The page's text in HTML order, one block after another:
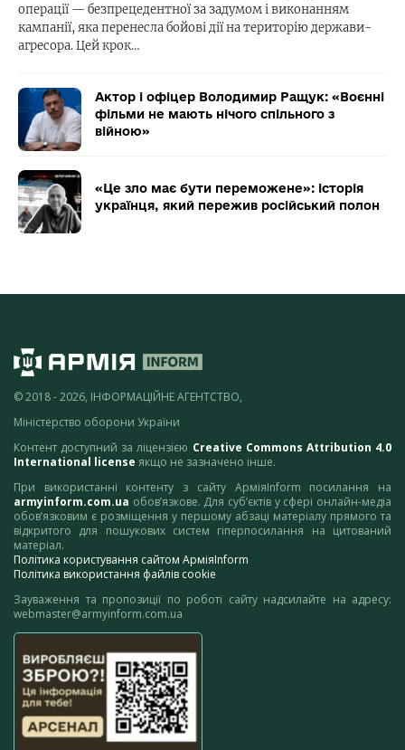
операції — безпрецедентної за задумом і виконанням
кампанії, яка перенесла бойові дії на територію держави-
агресора. Цей крок…
Актор і офіцер Володимир Ращук: «Воєнні
фільми не мають нічого спільного з
війною»
«Це зло має бути переможене»: історія
українця, який пережив російський полон
© 2018 - 2026, ІНФОРМАЦІЙНЕ АГЕНТСТВО,
Міністерство оборони України
Контент доступний за ліцензією Creative Commons Attribution 4.0
International license якщо не зазначено інше.
При використанні контенту з сайту АрміяInform посилання на
armyinform.com.ua обов’язкове. Для суб’єктів у сфері онлайн-медіа
обов’язковим є розміщення у першому абзаці матеріалу прямого та
відкритого для пошукових систем гіперпосилання на цитований
матеріал.
Політика користування сайтом АрміяInform
Політика використання файлів cookie
Зауваження та пропозиції по роботі сайту надсилайте на адресу:
webmaster@armyinform.com.ua